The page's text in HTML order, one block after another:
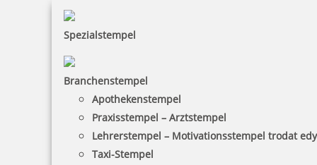
Spezialstempel
Branchenstempel
Apothekenstempel
Praxisstempel – Arztstempel
Lehrerstempel – Motivationsstempel trodat
Taxi-Stempel
Colop Classic Line 2800 Arztstempel individueller Text 11-zeilig
94,15 €
Jetzt gestalten